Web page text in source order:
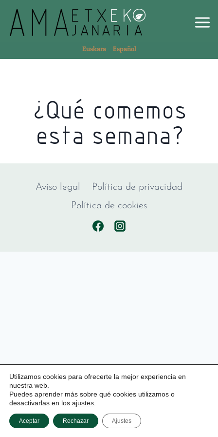
Euskara Español
¿Qué comemos
esta semana?
Aviso legal
Política de privacidad
Política de cookies
Utilizamos cookies para ofrecerte la mejor experiencia en
nuestra web.
Puedes aprender más sobre qué cookies utilizamos o
desactivarlas en los ajustes
Aceptar Rechazar Ajustes